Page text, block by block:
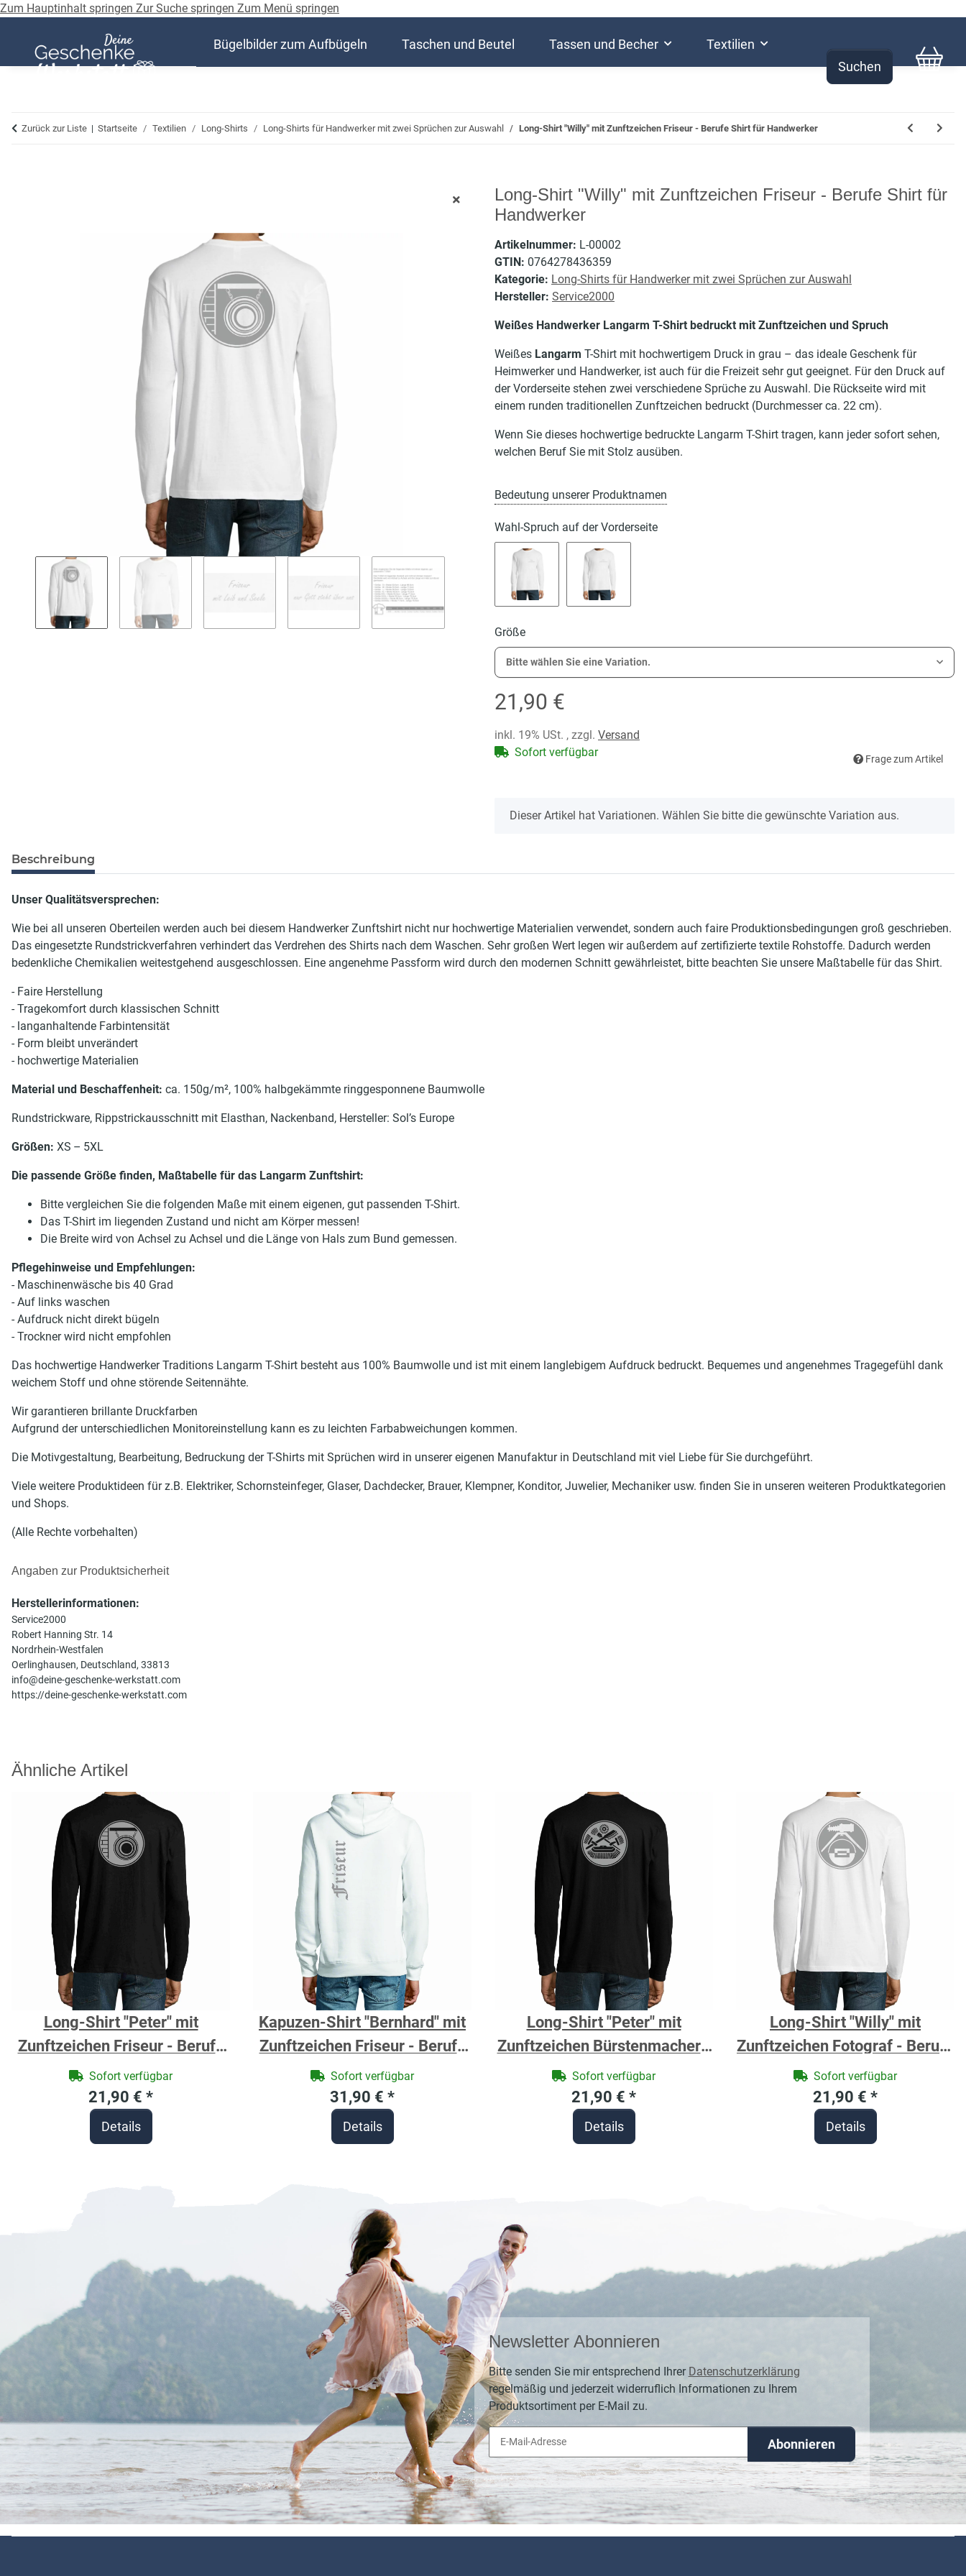
Zum Hauptinhalt springen Zur Suche springen Zum Menü springen
Suchen
Bügelbilder zum Aufbügeln Taschen und Beutel Tassen und Becher Textilien
Zurück zur Liste Startseite Textilien Long-Shirts Long-Shirts für Handwerker mit zwei Sprüchen zur Auswahl Long-Shirt "Willy" mit Zunftzeichen Friseur - Berufe Shirt für Handwerker
Long-Shirt "Willy" mit Zunftzeichen Friseur - Berufe Shirt für
Handwerker
Artikelnummer: L-00002
GTIN: 0764278436359
Kategorie: Long-Shirts für Handwerker mit zwei Sprüchen zur Auswahl
Hersteller: Service2000
Weißes Handwerker Langarm T-Shirt bedruckt mit Zunftzeichen und Spruch
Weißes Langarm T-Shirt mit hochwertigem Druck in grau – das ideale Geschenk für
Heimwerker und Handwerker, ist auch für die Freizeit sehr gut geeignet. Für den Druck auf
der Vorderseite stehen zwei verschiedene Sprüche zu Auswahl. Die Rückseite wird mit
einem runden traditionellen Zunftzeichen bedruckt (Durchmesser ca. 22 cm).
Wenn Sie dieses hochwertige bedruckte Langarm T-Shirt tragen, kann jeder sofort sehen,
welchen Beruf Sie mit Stolz ausüben.
Bedeutung unserer Produktnamen
Wahl-Spruch auf der Vorderseite
Größe
Bitte wählen Sie eine Variation.
21,90 €
inkl. 19% USt. , zzgl. Versand
Sofort verfügbar
Frage zum Artikel
xDieser Artikel hat Variationen. Wählen Sie bitte die gewünschte Variation aus.
Beschreibung
Unser Qualitätsversprechen:
Wie bei all unseren Oberteilen werden auch bei diesem Handwerker Zunftshirt nicht nur hochwertige Materialien verwendet, sondern auch faire Produktionsbedingungen groß geschrieben.
Das eingesetzte Rundstrickverfahren verhindert das Verdrehen des Shirts nach dem Waschen. Sehr großen Wert legen wir außerdem auf zertifizierte textile Rohstoffe. Dadurch werden
bedenkliche Chemikalien weitestgehend ausgeschlossen. Eine angenehme Passform wird durch den modernen Schnitt gewährleistet, bitte beachten Sie unsere Maßtabelle für das Shirt.
- Faire Herstellung
- Tragekomfort durch klassischen Schnitt
- langanhaltende Farbintensität
- Form bleibt unverändert
- hochwertige Materialien
Material und Beschaffenheit: ca. 150g/m², 100% halbgekämmte ringgesponnene Baumwolle
Rundstrickware, Rippstrickausschnitt mit Elasthan, Nackenband, Hersteller: Sol’s Europe
Größen: XS – 5XL
Die passende Größe finden, Maßtabelle für das Langarm Zunftshirt:
Bitte vergleichen Sie die folgenden Maße mit einem eigenen, gut passenden T-Shirt.
Das T-Shirt im liegenden Zustand und nicht am Körper messen!
Die Breite wird von Achsel zu Achsel und die Länge von Hals zum Bund gemessen.
Pflegehinweise und Empfehlungen:
- Maschinenwäsche bis 40 Grad
- Auf links waschen
- Aufdruck nicht direkt bügeln
- Trockner wird nicht empfohlen
Das hochwertige Handwerker Traditions Langarm T-Shirt besteht aus 100% Baumwolle und ist mit einem langlebigem Aufdruck bedruckt. Bequemes und angenehmes Tragegefühl dank
weichem Stoff und ohne störende Seitennähte.
Wir garantieren brillante Druckfarben
Aufgrund der unterschiedlichen Monitoreinstellung kann es zu leichten Farbabweichungen kommen.
Die Motivgestaltung, Bearbeitung, Bedruckung der T-Shirts mit Sprüchen wird in unserer eigenen Manufaktur in Deutschland mit viel Liebe für Sie durchgeführt.
Viele weitere Produktideen für z.B. Elektriker, Schornsteinfeger, Glaser, Dachdecker, Brauer, Klempner, Konditor, Juwelier, Mechaniker usw. finden Sie in unseren weiteren Produktkategorien
und Shops.
(Alle Rechte vorbehalten)
Angaben zur Produktsicherheit
Herstellerinformationen:
Service2000
Robert Hanning Str. 14
Nordrhein-Westfalen
Oerlinghausen, Deutschland, 33813
info@deine-geschenke-werkstatt.com
https://deine-geschenke-werkstatt.com
Ähnliche Artikel
Long-Shirt "Peter" mit
Zunftzeichen Friseur - Berufe
Shirt für Handwerker
Sofort verfügbar
21,90 € *
Details
Kapuzen-Shirt "Bernhard" mit
Zunftzeichen Friseur - Berufe
Shirt für Handwerker
Sofort verfügbar
31,90 € *
Details
Long-Shirt "Peter" mit
Zunftzeichen Bürstenmacher -
Berufe Shirt für Handwerker
Sofort verfügbar
21,90 € *
Details
Long-Shirt "Willy" mit
Zunftzeichen Fotograf - Berufe
Shirt für Handwerker
Sofort verfügbar
21,90 € *
Details
Newsletter Abonnieren
Bitte senden Sie mir entsprechend Ihrer Datenschutzerklärung
regelmäßig und jederzeit widerruflich Informationen zu Ihrem
Produktsortiment per E-Mail zu.
Abonnieren